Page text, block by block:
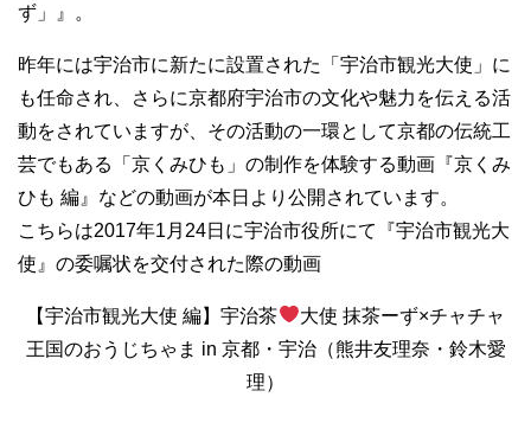
ず」』。
昨年には宇治市に新たに設置された「宇治市観光大使」に
も任命され、さらに京都府宇治市の文化や魅力を伝える活
動をされていますが、その活動の一環として京都の伝統工
芸でもある「京くみひも」の制作を体験する動画『京くみ
ひも 編』などの動画が本日より公開されています。
こちらは2017年1月24日に宇治市役所にて『宇治市観光大
使』の委嘱状を交付された際の動画
【宇治市観光大使 編】宇治茶
大使 抹茶ーず×チャチャ
王国のおうじちゃま in 京都・宇治（熊井友理奈・鈴木愛
理）